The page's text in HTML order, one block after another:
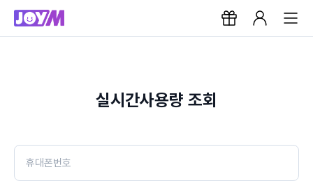
실시간사용량 조회